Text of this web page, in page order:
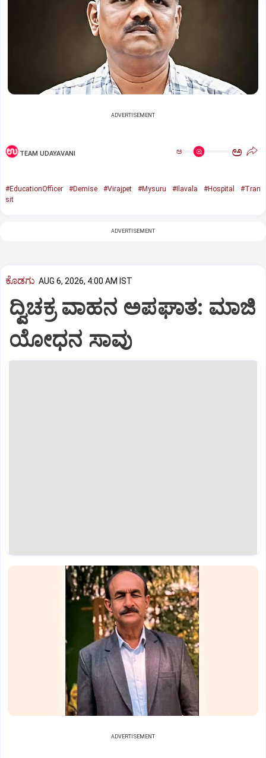
ADVERTISEMENT
TEAM UDAYAVANI ಅ ಅ
#EducationOfficer #Demise #Virajpet #Mysuru #Ilavala #Hospital
#Tran
sit
ADVERTISEMENT
ಕೊಡಗು AUG 6, 2026, 4:00 AM IST
ದ್ವಿಚಕ್ರ ವಾಹನ ಅಪಘಾತ: ಮಾಜಿ
ಯೋಧನ ಸಾವು
ADVERTISEMENT